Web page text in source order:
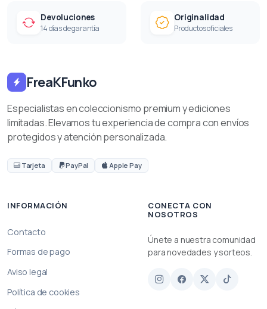
Devoluciones
14 días de garantía
Originalidad
Productos oficiales
FreaKFunko
Especialistas en coleccionismo premium y ediciones
limitadas. Elevamos tu experiencia de compra con envíos
protegidos y atención personalizada.
Tarjeta PayPal Apple Pay
INFORMACIÓN
Contacto
Formas de pago
Aviso legal
Política de cookies
CONECTA CON
NOSOTROS
Únete a nuestra comunidad
para novedades y sorteos.